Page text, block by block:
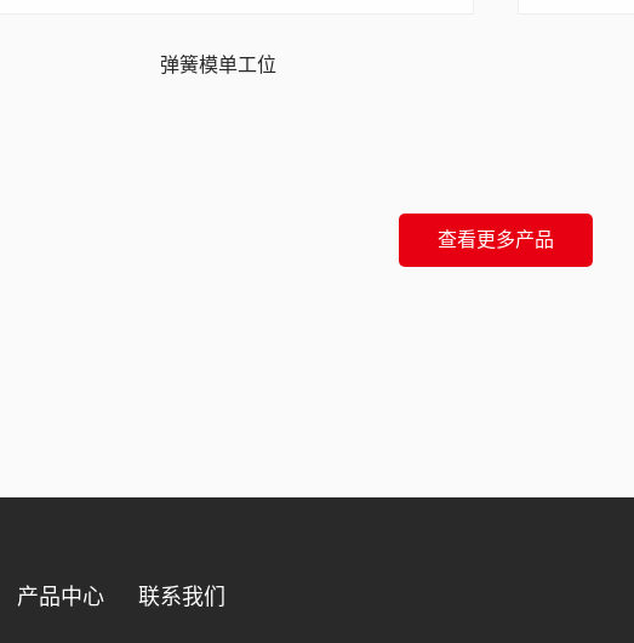
弹簧模单工位
查看更多产品
产品中心 联系我们